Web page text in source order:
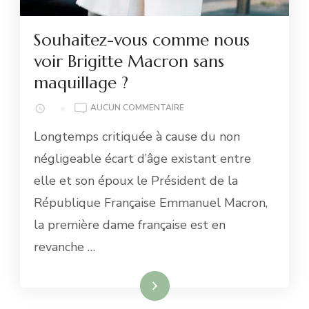
Souhaitez-vous comme nous
voir Brigitte Macron sans
maquillage ?
AUCUN COMMENTAIRESOUHAITEZ-
COMME
VOIR
BRIGITTE
SANS
MAQUILLAGE
Longtemps critiquée à cause du non
négligeable écart d’âge existant entre
elle et son époux le Président de la
République Française Emmanuel Macron,
la première dame française est en
revanche …
Lire la suite